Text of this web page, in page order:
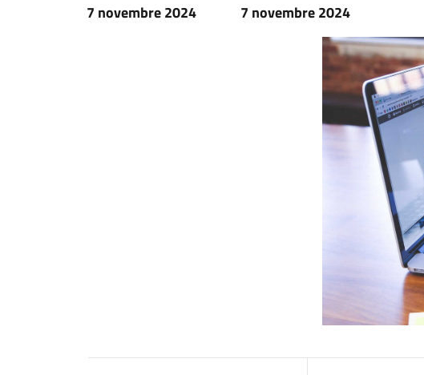
7 novembre 2024
7 novembre 2024